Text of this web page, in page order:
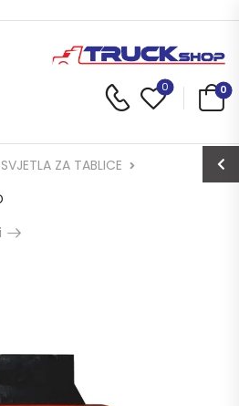
0 0
ZA TABLICE